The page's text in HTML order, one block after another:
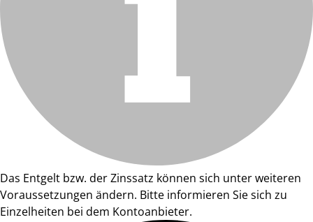
Das Entgelt bzw. der Zinssatz können sich unter weiteren
Voraussetzungen ändern. Bitte informieren Sie sich zu
Einzelheiten bei dem Kontoanbieter.